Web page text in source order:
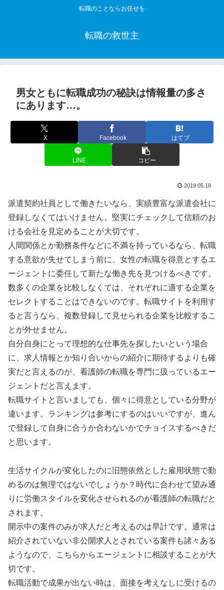
転職のことならお任せを
転職の救世主
男女ともに転職成功の秘訣は情報量の多さ
にあります…。
X Facebook はてブ
LINE コピー
2019.05.18
派遣契約社員として働きたいなら、実績豊富な派遣会社に
登録しなくてはいけません。堅実にチェックして信頼のお
ける会社を見定めることが大切です。
人間関係とか勤務条件などに不満を持っているなら、転職
する意欲が失せてしまう前に、女性の転職を得意とするエ
ージェントに委任して新たな働き先を見つけるべきです。
数多くの企業を比較しなくては、それぞれに適する企業を
セレクトすることはできないのです。転職サイトを利用す
ると言うなら、複数登録して見せられる企業を比較するこ
とが外せません。
自分自身にとって理想的な仕事先を探したいという場合
に、求人情報とか知り合いからの紹介に期待するよりも確
実だと言えるのが、看護師の転職を専門に扱っているエー
ジェントだと言えます。
転職サイトと言いましても、個々に得意としている分野が
違います。ランキングは参考にするのはいいですが、進ん
で登録して自身に合うか合わないかでチョイスするべきだ
と思います。
生活サイクルが変化したのに旧態依然とした雇用状態で勤
めるのは無理ではないでしょうか？時代に合わせて望み通
りに労働スタイルを変化させられるのが看護師の転職だと
されます。
開示中の案件のみが求人だと考えるのは早計です。通常は
紹介されていない非公開求人とされている案件も諸々ある
ようなので、こちらからエージェントに相談することが大
切です。
転職活動で成果が出ない時は、面接を考えなしに受けるの